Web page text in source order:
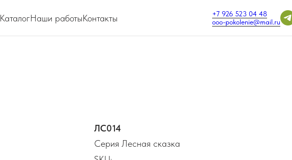
КаталогНаши работыКонтакты
+7 926 523 04 48
ooo-pokolenie@mail.ru
ЛС014
Серия Лесная сказка